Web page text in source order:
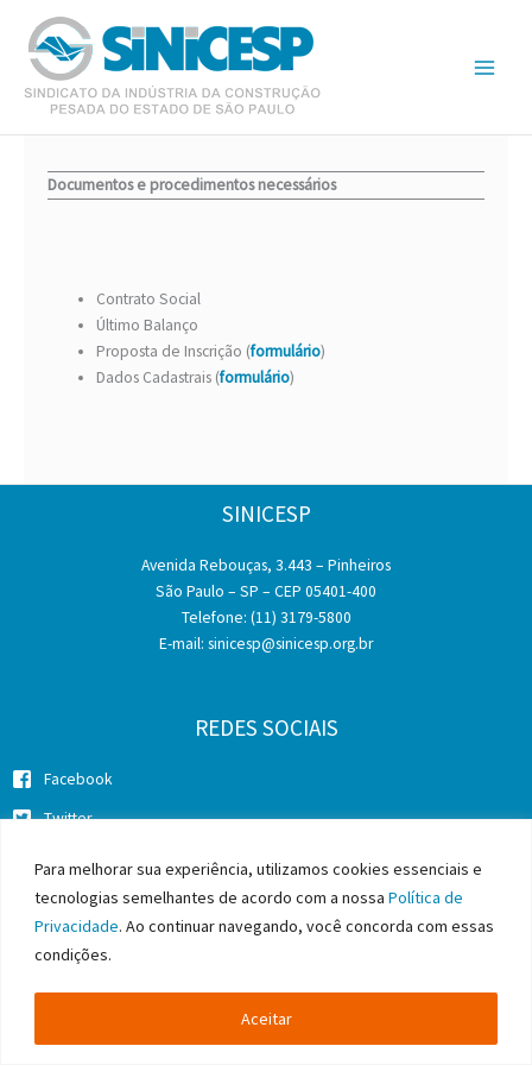
Para melhorar sua experiência, utilizamos cookies essenciais e
tecnologias semelhantes de acordo com a nossa Política de
Privacidade. Ao continuar navegando, você concorda com essas
condições.
Aceitar
para
conteúdo
Documentos e procedimentos necessários
Contrato Social
Último Balanço
Proposta de Inscrição (formulário)
Dados Cadastrais (formulário)
SINICESP
Avenida Rebouças, 3.443 – Pinheiros
São Paulo – SP – CEP 05401-400
Telefone: (11) 3179-5800
E-mail: sinicesp@sinicesp.org.br
REDES SOCIAIS
Facebook
Twitter
Copyright © 2026 SINICESP - Sindicato da Indústria da Construção